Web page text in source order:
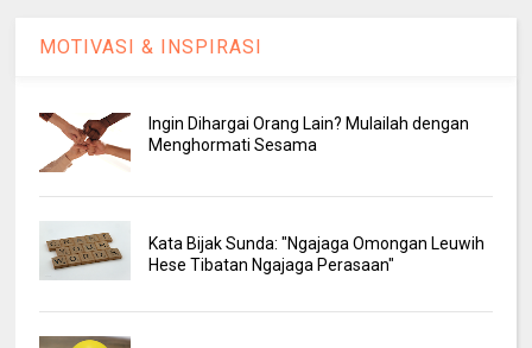
MOTIVASI & INSPIRASI
Ingin Dihargai Orang Lain? Mulailah dengan
Menghormati Sesama
Kata Bijak Sunda: "Ngajaga Omongan Leuwih
Hese Tibatan Ngajaga Perasaan"